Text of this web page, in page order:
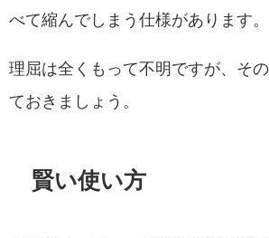
べて縮んでしまう仕様があります。
理屈は全くもって不明ですが、そ
ておきましょう。
賢い使い方